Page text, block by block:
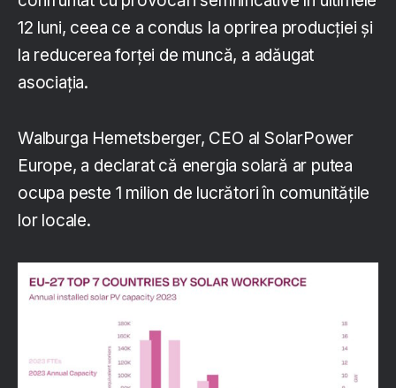
12 luni, ceea ce a condus la oprirea producției și
la reducerea forței de muncă, a adăugat
asociația.
Walburga Hemetsberger, CEO al SolarPower
Europe, a declarat că energia solară ar putea
ocupa peste 1 milion de lucrători în comunitățile
lor locale.